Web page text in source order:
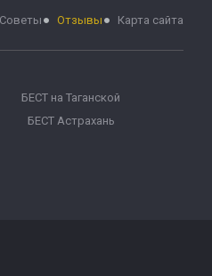
Советы Отзывы Карта сайта
БЕСТ на Таганской
БЕСТ Астрахань